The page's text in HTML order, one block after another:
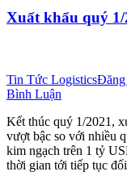
Xuất khẩu quý
Tin Tức Logistics
Bình Luận
Kết thúc quý 1/2021,
vượt bậc so với nhiều
kim ngạch trên 1 tỷ
thời gian tới tiếp tục